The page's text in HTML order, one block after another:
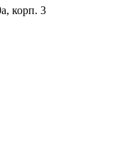
корп. 3